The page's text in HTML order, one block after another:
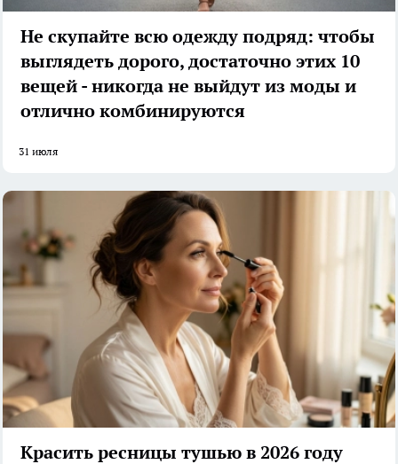
Не скупайте всю одежду подряд: чтобы
выглядеть дорого, достаточно этих 10
вещей - никогда не выйдут из моды и
отлично комбинируются
31 июля
Красить ресницы тушью в 2026 году